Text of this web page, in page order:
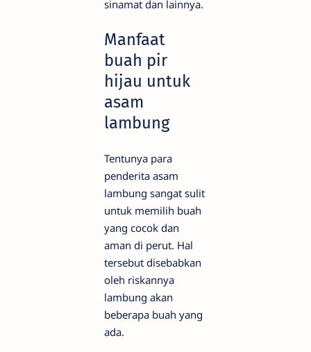
sinamat dan lainnya.
Manfaat
buah pir
hijau untuk
asam
lambung
Tentunya para
penderita asam
lambung sangat sulit
untuk memilih buah
yang cocok dan
aman di perut. Hal
tersebut disebabkan
oleh riskannya
lambung akan
beberapa buah yang
ada.